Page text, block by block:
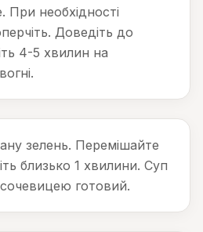
При необхідності
Доведіть до
4-5 хвилин на
зелень. Перемішайте
близько 1 хвилини. Суп
готовий.